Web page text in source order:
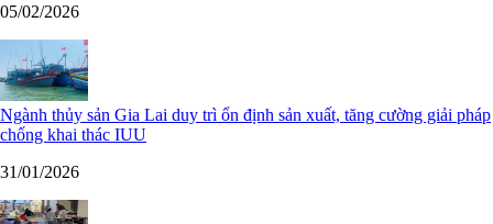
05/02/2026
Ngành thủy sản Gia Lai duy trì ổn định sản xuất, tăng cường giải pháp
chống khai thác IUU
31/01/2026